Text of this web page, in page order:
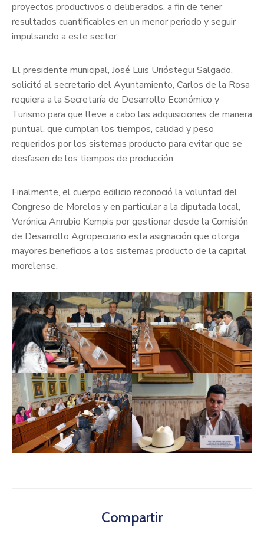
proyectos productivos o deliberados, a fin de tener
resultados cuantificables en un menor periodo y seguir
impulsando a este sector.
El presidente municipal, José Luis Urióstegui Salgado,
solicitó al secretario del Ayuntamiento, Carlos de la Rosa
requiera a la Secretaría de Desarrollo Económico y
Turismo para que lleve a cabo las adquisiciones de manera
puntual, que cumplan los tiempos, calidad y peso
requeridos por los sistemas producto para evitar que se
desfasen de los tiempos de producción.
Finalmente, el cuerpo edilicio reconoció la voluntad del
Congreso de Morelos y en particular a la diputada local,
Verónica Anrubio Kempis por gestionar desde la Comisión
de Desarrollo Agropecuario esta asignación que otorga
mayores beneficios a los sistemas producto de la capital
morelense.
Compartir